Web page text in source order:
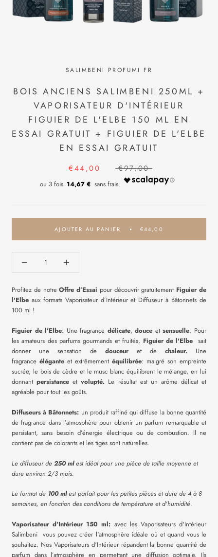
SALIMBENI PROFUMI FR
BOIS ANCIENS SALIMBENI 250ML +
VAPORISATEUR D'INTÉRIEUR
FIGUIER DE L'ELBE 150 ML EN
ESSAI GRATUIT + FIGUIER DE L'ELBE
EN ESSAI GRATUIT
€44,00 €97,00
14,67 €
AJOUTER AU PANIER €44,00
Profitez de notreOffre d’Essai pour découvrir gratuitement Figuier de
l'Elbe aux formats Vaporisateur d’Intérieur et Diffuseur à Bâtonnets de
100 ml !
Figuier de l'Elbe: Une fragrance délicate,douce etsensuelle. Pour
les amateurs des parfums gourmands et fruités, Figuier de l'Elbe sait
donner une sensation de douceur et de chaleur. Une
fragrance élégante et extrêmement équilibrée: malgré son empreinte
sucrée, le bois de cèdre et le musc blanc équilibrent le mélange, en lui
donnantpersistanceetvolupté. Le résultat est un arôme délicat et
agréable pour tout les goûts.
Diffuseurs à Bâtonnets: un produit raffiné qui diffuse la bonne quantité
de fragrance dans l’atmosphère pour obtenir un parfum remarquable et
persistant, sans besoin d’énergie électrique ou de combustion. Il ne
contient pas de colorants et les tiges sont naturelles.
​Le diffuseur de 250 mlest idéal pour une pièce de taille moyenne et
dure environ 2/3 mois.
Le format de 100 mlest parfait pour les petites pièces et dure de 4 à 8
semaines, en fonction des conditions de température et d'humidité.
Vaporisateur d'Intérieur 150 ml: avec les Vaporisateurs d'Intérieur
Salimbeni vous pouvez créer l'atmosphère idéale où et quand vous le
souhaitez. Nos Vaporisateurs d'Intérieur répandent la bonne quantité de
parfum dans l’atmosphère en permettant une diffusion optimale. Ils